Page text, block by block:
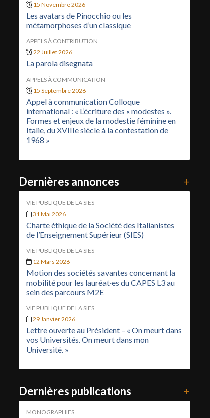
15 Novembre 2026
Les avatars de Pinocchio ou les
métamorphoses d’un classique
APPELS À CONTRIBUTION
22 Juillet 2026
La parola disegnata
APPELS À COMMUNICATION
15 Septembre 2026
Appel à communication Colloque
international : « L’écriture des « modestes ».
Formes et enjeux de la modestie féminine en
Italie, du XVIIIe siècle à la contestation de
1968 »
Dernières annonces +
VIE PUBLIQUE DE LA SIES
31 Mai 2026
Charte éthique de la Société des Italianistes
de l’Enseignement Supérieur (SIES)
VIE PUBLIQUE DE LA SIES
12 Mars 2026
Motion des sociétés savantes concernant la
mobilité pour les lauréat·es du CAPES L3 au
sein des parcours M2E
VIE PUBLIQUE DE LA SIES
29 Janvier 2026
Lettre ouverte au Président – « On meurt dans
vos Universités. On meurt dans mon
Université. »
Dernières publications +
MONOGRAPHIES